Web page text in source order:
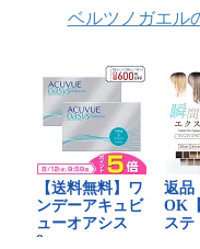
ベルツノガエル